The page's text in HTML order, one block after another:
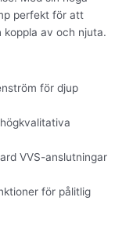
perfekt för att
koppla av och njuta.
för djup
VVS-anslutningar
för pålitlig